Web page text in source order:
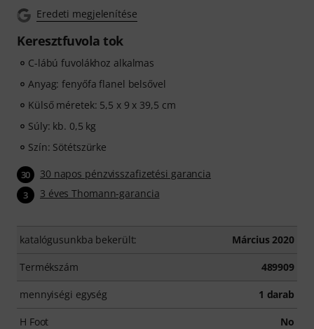
Eredeti megjelenítése
Keresztfuvola tok
C-lábú fuvolákhoz alkalmas
Anyag: fenyőfa flanel belsővel
Külső méretek: 5,5 x 9 x 39,5 cm
Súly: kb. 0,5 kg
Szín: Sötétszürke
30 30 napos pénzvisszafizetési garancia
3 3 éves Thomann-garancia
katalógusunkba bekerült: Március 2020
Termékszám 489909
mennyiségi egység 1 darab
H Foot No